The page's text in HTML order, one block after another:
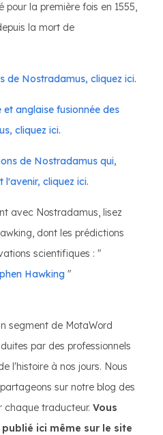
pour la première fois en 1555,
la mort de
de Nostradamus, cliquez ici.
anglaise fusionnée des
cliquez ici.
de Nostradamus qui,
l'avenir, cliquez ici.
avec Nostradamus, lisez
dont les prédictions
scientifiques : "
Hawking "
segment de MotaWord
par des professionnels
l'histoire à nos jours. Nous
sur notre blog des
chaque traducteur. Vous
ici même sur le site